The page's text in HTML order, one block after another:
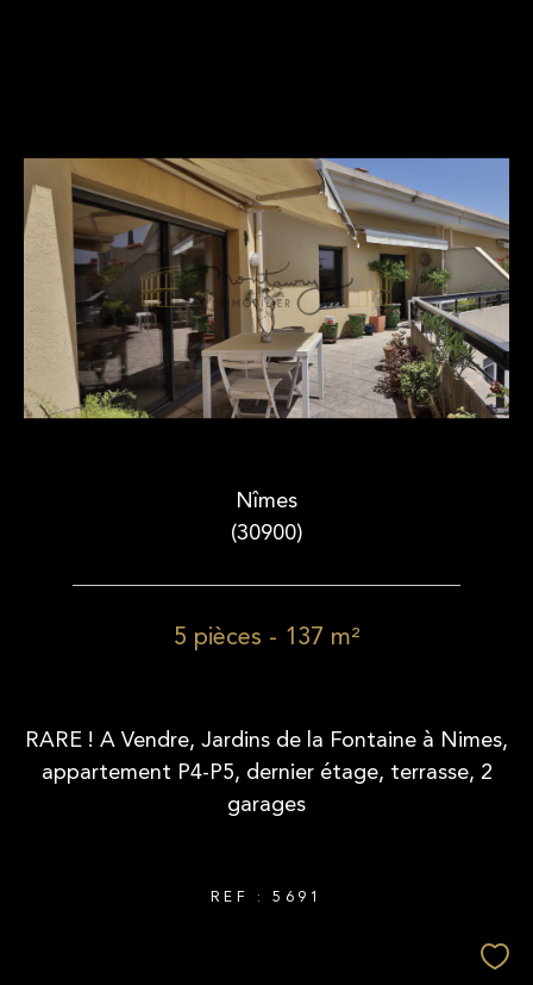
Nîmes
(30900)
5 pièces - 137 m²
RARE ! A Vendre, Jardins de la Fontaine à Nimes,
appartement P4-P5, dernier étage, terrasse, 2
garages
REF : 5691